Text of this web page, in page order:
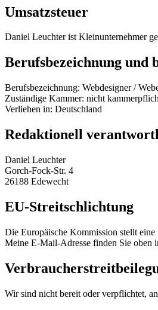
Umsatzsteuer
Daniel Leuchter ist Kleinunternehmer
Berufsbezeichnung und
Berufsbezeichnung: Webdesigner /
Zuständige Kammer: nicht
Verliehen in: Deutschland
Redaktionell
Daniel Leuchter
Gorch-Fock-Str. 4
26188 Edewecht
EU-Streitschlichtung
Die Europäische Kommission stellt
Meine E-Mail-Adresse finden Sie oben
Wir sind nicht bereit oder verpflichtet,